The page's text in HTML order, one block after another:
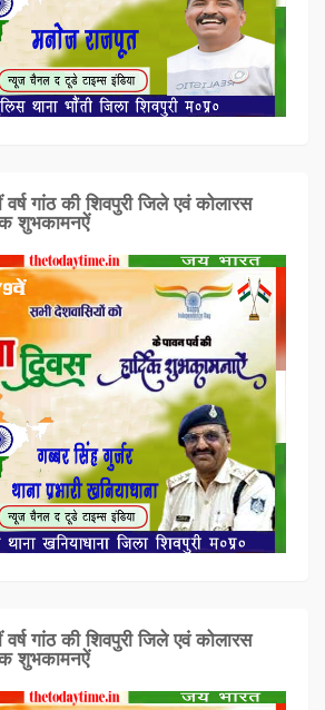
गांठ की शिवपुरी जिले एवं कोलारस
शुभकामनऐं
गांठ की शिवपुरी जिले एवं कोलारस
शुभकामनऐं